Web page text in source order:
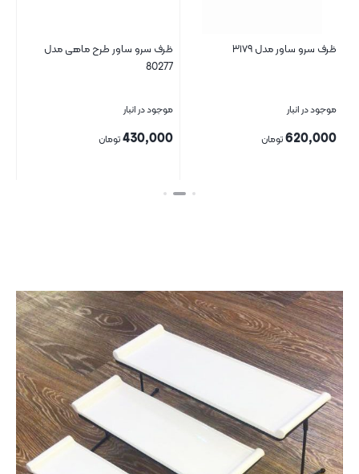
ظرف سرو ساور مدل ۳۱۷۹
موجود در انبار
620,000تومان
ظرف سرو ساور طرح ماهی مدل
80277
موجود در انبار
430,000تومان
بستن